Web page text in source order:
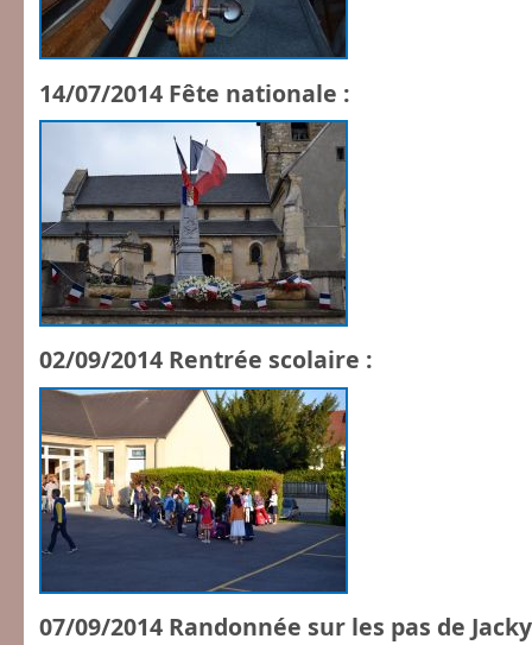
14/07/2014 Fête nationale :
02/09/2014 Rentrée scolaire :
07/09/2014 Randonnée sur les pas de